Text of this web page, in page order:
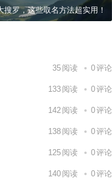
罗，这些取名方法超实用！
35 阅读 0评论
133 阅读 0评论
142 阅读 0评论
138 阅读 0评论
125 阅读 0评论
140 阅读 0评论